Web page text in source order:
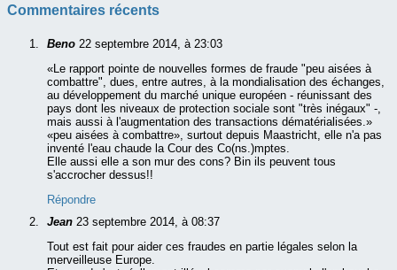
Commentaires récents
Beno 22 septembre 2014, à 23:03
«Le rapport pointe de nouvelles formes de fraude "peu aisées à
combattre", dues, entre autres, à la mondialisation des échanges,
au développement du marché unique européen - réunissant des
pays dont les niveaux de protection sociale sont "très inégaux" -,
mais aussi à l'augmentation des transactions dématérialisées.»
«peu aisées à combattre», surtout depuis Maastricht, elle n'a pas
inventé l'eau chaude la Cour des Co(ns.)mptes.
Elle aussi elle a son mur des cons? Bin ils peuvent tous
s'accrocher dessus!!
Répondre
Jean 23 septembre 2014, à 08:37
Tout est fait pour aider ces fraudes en partie légales selon la
merveilleuse Europe.